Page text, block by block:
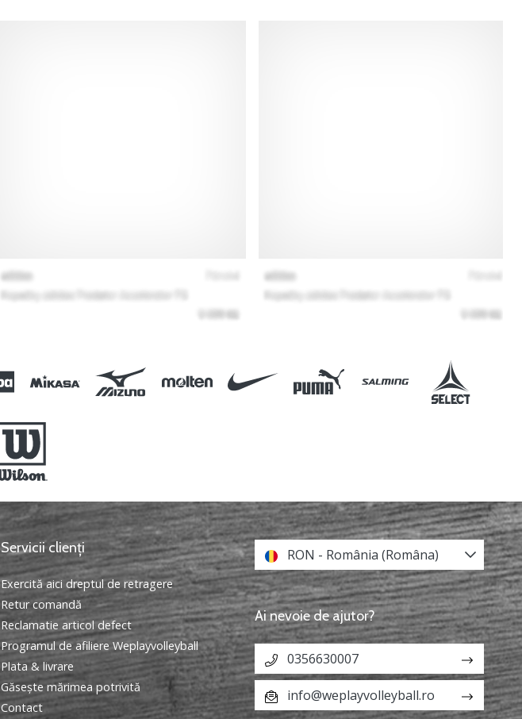
Servicii clienți
Exercită aici dreptul de retragere
Retur comandă
Reclamatie articol defect
Programul de afiliere Weplayvolleyball
Plata & livrare
Găseşte mărimea potrivită
Contact
RON - România (Româna)
Ai nevoie de ajutor?
0356630007
info@weplayvolleyball.ro